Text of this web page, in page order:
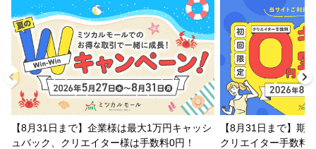
【8月31日まで】企業様は最大1万円キャッシ
ュバック、クリエイター様は手数料0円！
【8月31日まで】期
クリエイター手数料